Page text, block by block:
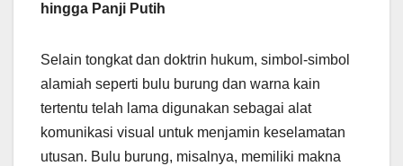
hingga Panji Putih
Selain tongkat dan doktrin hukum, simbol-simbol
alamiah seperti bulu burung dan warna kain
tertentu telah lama digunakan sebagai alat
komunikasi visual untuk menjamin keselamatan
utusan. Bulu burung, misalnya, memiliki makna